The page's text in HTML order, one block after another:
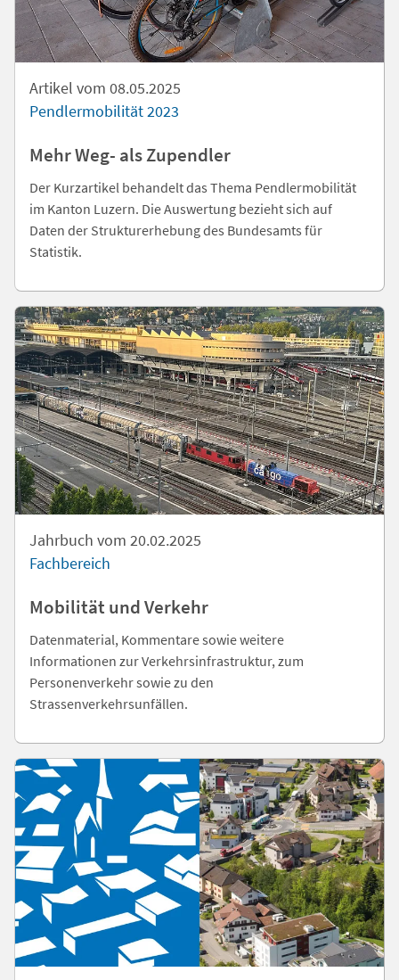
Artikel vom 08.05.2025
Pendlermobilität 2023
Mehr Weg- als Zupendler
Der Kurzartikel behandelt das Thema Pendlermobilität
im Kanton Luzern. Die Auswertung bezieht sich auf
Daten der Strukturerhebung des Bundesamts für
Statistik.
Jahrbuch vom 20.02.2025
Fachbereich
Mobilität und Verkehr
Datenmaterial, Kommentare sowie weitere
Informationen zur Verkehrsinfrastruktur, zum
Personenverkehr sowie zu den
Strassenverkehrsunfällen.